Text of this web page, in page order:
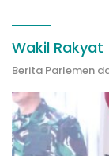
Wakil Rakyat
Berita Parlemen